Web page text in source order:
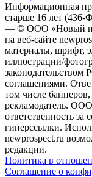
Информационная
старше 16 лет (436-
— © ООО «Новый
на веб-сайте
материалы, шрифт,
иллюстрации/
соглашениями.
том числе
рекламодатель.
ответственность за
гиперссылки.
newprospect.ru
редакции.
Политика в
Соглашение о